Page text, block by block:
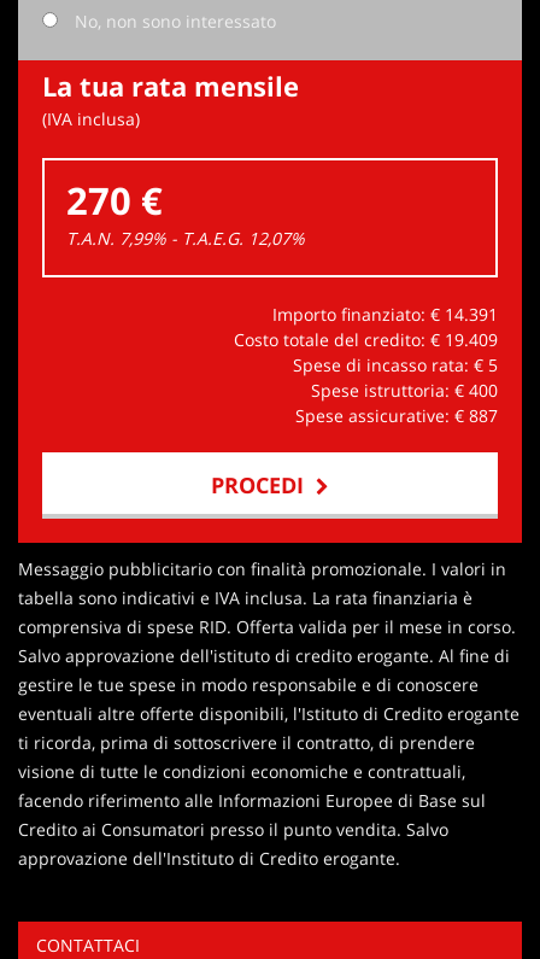
No, non sono interessato
La tua rata mensile
(IVA inclusa)
270 €
T.A.N. 7,99% - T.A.E.G. 12,07%
Importo finanziato: € 14.391
Costo totale del credito: € 19.409
Spese di incasso rata: € 5
Spese istruttoria: € 400
Spese assicurative: € 887
PROCEDI
Contattaci
Messaggio pubblicitario con finalità promozionale. I valori in
tabella sono indicativi e IVA inclusa. La rata finanziaria è
comprensiva di spese RID. Offerta valida per il mese in corso.
Salvo approvazione dell'istituto di credito erogante. Al fine di
gestire le tue spese in modo responsabile e di conoscere
eventuali altre offerte disponibili, l'Istituto di Credito erogante
ti ricorda, prima di sottoscrivere il contratto, di prendere
visione di tutte le condizioni economiche e contrattuali,
facendo riferimento alle Informazioni Europee di Base sul
Credito ai Consumatori presso il punto vendita. Salvo
approvazione dell'Instituto di Credito erogante.
CONTATTACI